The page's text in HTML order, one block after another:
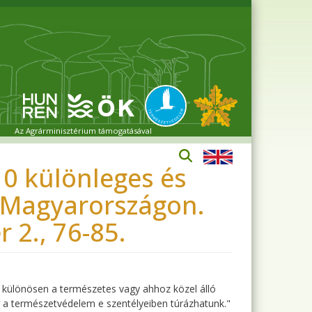
Az Agrárminisztérium támogatásával
különleges és
2., 76-85.
a természetes vagy ahhoz közel álló
természetvédelem e szentélyeiben túrázhatunk."